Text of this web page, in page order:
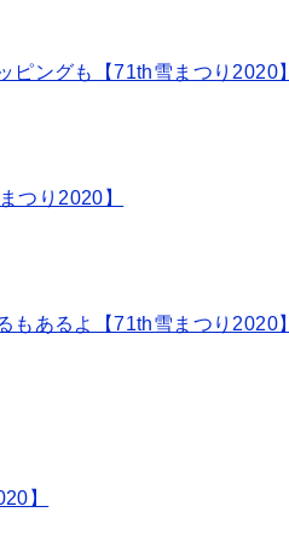
ングも【71th雪まつり2020】
つり2020】
あるよ【71th雪まつり2020】
】